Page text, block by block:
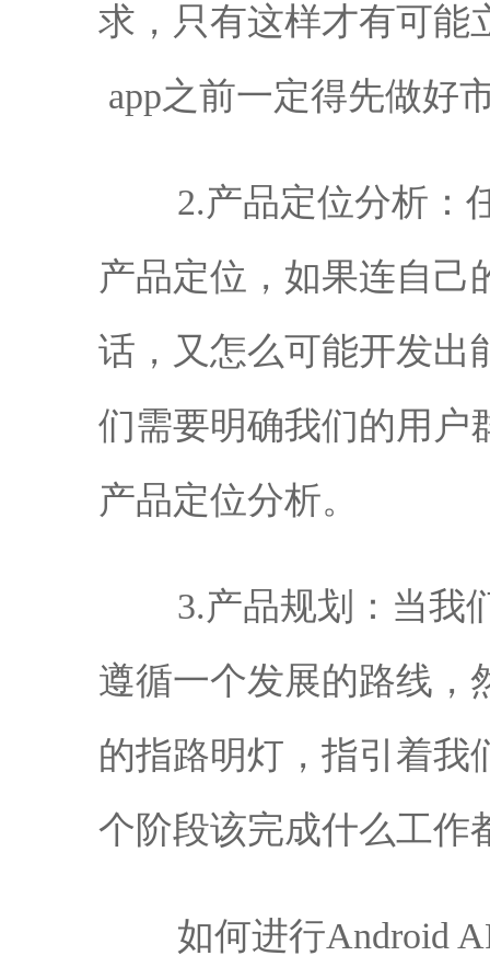
求，只有这样才有可能
app之前一定得先做好
2.产品定位分析：
产品定位，如果连自己
话，又怎么可能开发出
们需要明确我们的用户
产品定位分析。
3.产品规划：当我
遵循一个发展的路线，
的指路明灯，指引着我
个阶段该完成什么工作
如何进行Android